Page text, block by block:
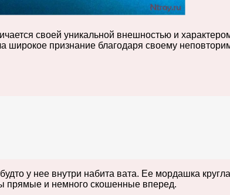
своей уникальной внешностью и
широкое признание благодаря своему
у нее внутри набита вата. Ее мордашка
прямые и немного скошенные вперед.